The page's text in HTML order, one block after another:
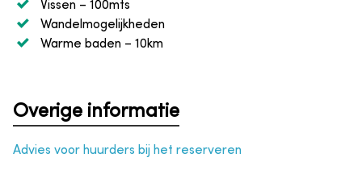
Vissen – 100mts
Wandelmogelijkheden
Warme baden – 10km
Overige informatie
Advies voor huurders bij het reserveren